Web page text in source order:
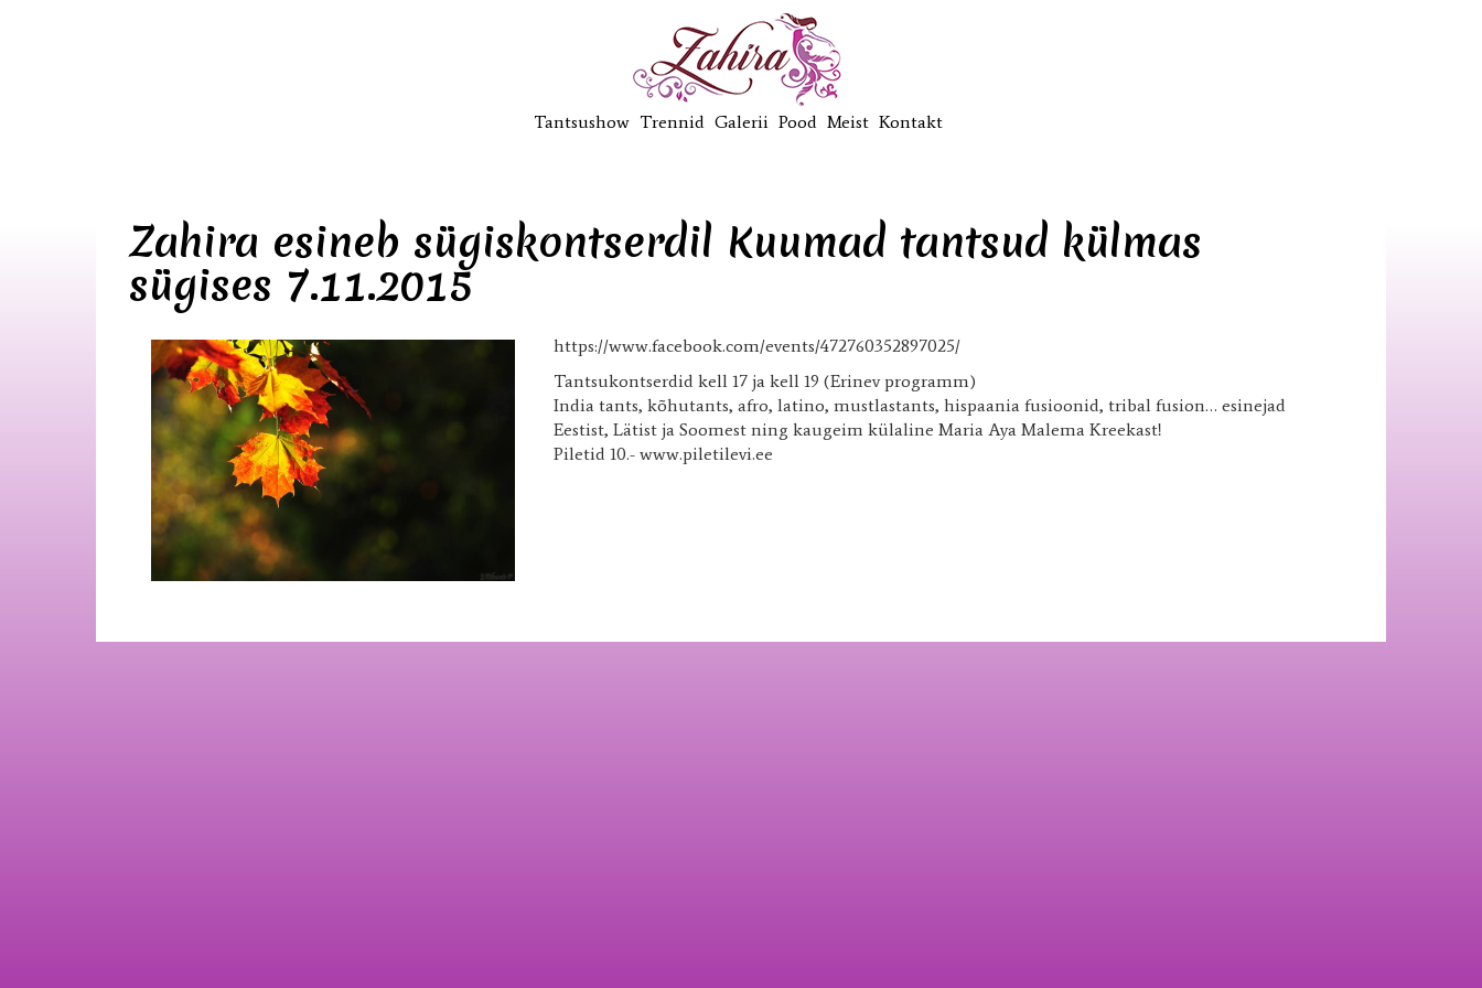
Tantsushow Trennid Galerii Pood Meist Kontakt
Zahira esineb sügiskontserdil Kuumad tantsud külmas
sügises 7.11.2015
https://www.facebook.com/events/472760352897025/
Tantsukontserdid kell 17 ja kell 19 (Erinev programm)
India tants, kõhutants, afro, latino, mustlastants, hispaania fusioonid, tribal fusion… esinejad
Eestist, Lätist ja Soomest ning kaugeim külaline Maria Aya Malema Kreekast!
Piletid 10.- www.piletilevi.ee